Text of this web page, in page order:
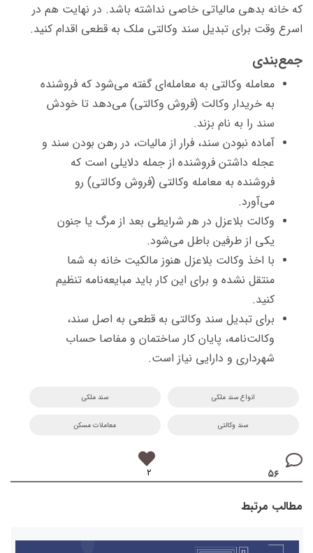
که خانه بدهی مالیاتی خاصی نداشته باشد. در نهایت هم در
اسرع وقت برای تبدیل سند وکالتی ملک به قطعی اقدام کنید.
جمع‌بندی
معامله وکالتی به معامله‌ای گفته می‌شود که فروشنده
به خریدار وکالت (فروش وکالتی) می‌دهد تا خودش
سند را به نام بزند.
آماده نبودن سند، فرار از مالیات، در رهن بودن سند و
عجله داشتن فروشنده از جمله دلایلی است که
فروشنده به معامله وکالتی (فروش وکالتی) رو
می‌آورد.
وکالت بلاعزل در هر شرایطی بعد از مرگ یا جنون
یکی از طرفین باطل می‌شود.
با اخذ وکالت بلاعزل هنوز مالکیت خانه به شما
منتقل نشده و برای این کار باید مبایعه‌نامه تنظیم
کنید.
برای تبدیل سند وکالتی به قطعی به اصل سند،
وکالت‌نامه، پایان‌ کار ساختمان و مفاصا حساب
شهرداری و دارایی نیاز است.
انواع سند ملکی سند ملکی
سند وکالتی معاملات مسکن
۵۶ ۲
مطالب مرتبط